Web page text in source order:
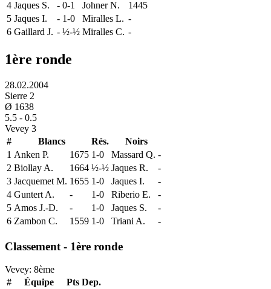
4 Jaques S. - 0-1 Johner N.
1445
5 Jaques I. - 1-0 Miralles L. -
6 Gaillard J. - ½-½ Miralles C. -
1ère ronde
28.02.2004
Sierre 2
Ø 1638
5.5 - 0.5
Vevey 3
#
Blancs Rés.
Noirs
1 Anken P. 1675 1-0 Massard Q. -
2 Biollay A. 1664 ½-½ Jaques R.
-
3 Jacquemet M. 1655 1-0 Jaques I.
-
4 Guntert A. - 1-0 Riberio E.
-
5 Amos J.-D. - 1-0 Jaques S.
-
6 Zambon C. 1559 1-0 Triani A. -
Classement - 1ère ronde
Vevey: 8ème
#
Équipe Pts Dep.